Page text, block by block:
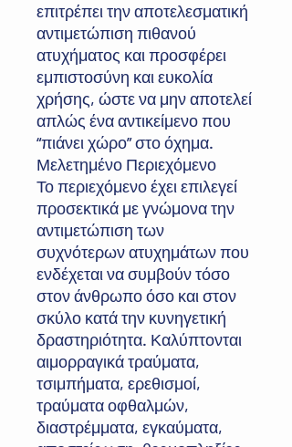
επιτρέπει την αποτελεσματική
αντιμετώπιση πιθανού
ατυχήματος και προσφέρει
εμπιστοσύνη και ευκολία
χρήσης, ώστε να μην αποτελεί
απλώς ένα αντικείμενο που
“πιάνει χώρο” στο όχημα.
Μελετημένο Περιεχόμενο
Το περιεχόμενο έχει επιλεγεί
προσεκτικά με γνώμονα την
αντιμετώπιση των
συχνότερων ατυχημάτων που
ενδέχεται να συμβούν τόσο
στον άνθρωπο όσο και στον
σκύλο κατά την κυνηγετική
δραστηριότητα. Καλύπτονται
αιμορραγικά τραύματα,
τσιμπήματα, ερεθισμοί,
τραύματα οφθαλμών,
διαστρέμματα, εγκαύματα,